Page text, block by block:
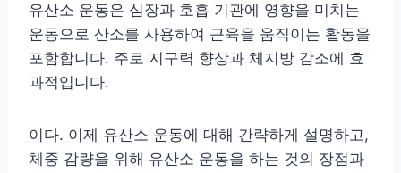
유산소 운동은 심장과 호흡 기관에 영향을 미치는
운동으로 산소를 사용하여 근육을 움직이는 활동을
포함합니다. 주로 지구력 향상과 체지방 감소에 효
과적입니다.
이다. 이제 유산소 운동에 대해 간략하게 설명하고,
체중 감량을 위해 유산소 운동을 하는 것의 장점과